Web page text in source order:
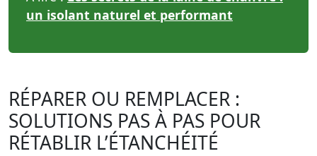
un isolant naturel et performant
RÉPARER OU REMPLACER :
SOLUTIONS PAS À PAS POUR
RÉTABLIR L’ÉTANCHÉITÉ